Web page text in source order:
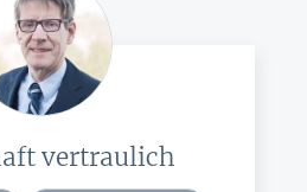
vertraulich